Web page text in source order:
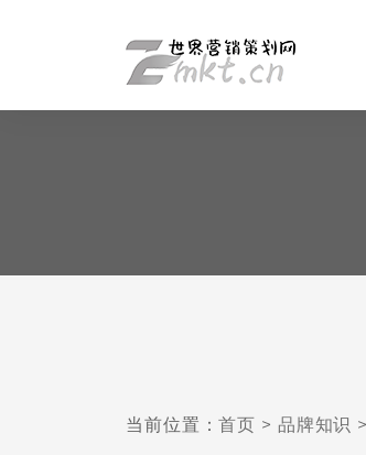
当前位置：首页 > 品牌知识 >